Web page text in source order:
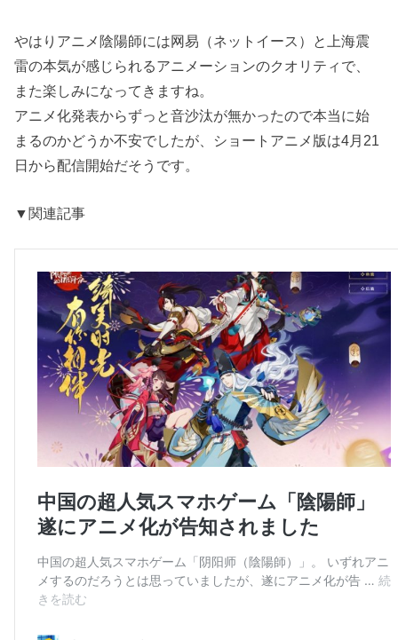
やはりアニメ陰陽師には网易（ネットイース）と上海震
雷の本気が感じられるアニメーションのクオリティで、
また楽しみになってきますね。
アニメ化発表からずっと音沙汰が無かったので本当に始
まるのかどうか不安でしたが、ショートアニメ版は4月21
日から配信開始だそうです。
▼関連記事